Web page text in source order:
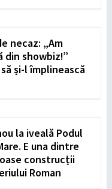
necaz: „Am
din showbiz!”
și-l împlinească
la iveală Podul
E una dintre
construcții
Roman